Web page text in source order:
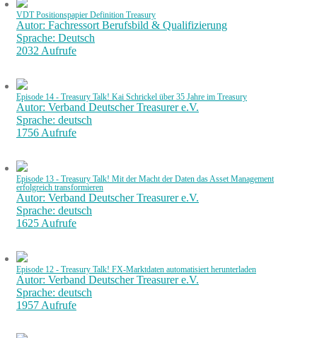
VDT Positionspapier Definition Treasury
Autor: Fachressort Berufsbild & Qualifizierung
Sprache: Deutsch
2032 Aufrufe
Episode 14 - Treasury Talk! Kai Schrickel über 35 Jahre im Treasury
Autor: Verband Deutscher Treasurer e.V.
Sprache: deutsch
1756 Aufrufe
Episode 13 - Treasury Talk! Mit der Macht der Daten das Asset Management
erfolgreich transformieren
Autor: Verband Deutscher Treasurer e.V.
Sprache: deutsch
1625 Aufrufe
Episode 12 - Treasury Talk! FX-Marktdaten automatisiert herunterladen
Autor: Verband Deutscher Treasurer e.V.
Sprache: deutsch
1957 Aufrufe